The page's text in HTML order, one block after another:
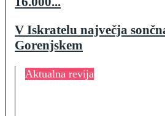
V Iskratelu največja
Gorenjskem
Aktualna revija